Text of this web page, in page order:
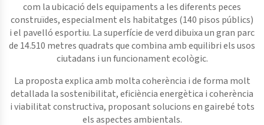
com la ubicació dels equipaments a les diferents peces
construïdes, especialment els habitatges (140 pisos públics)
i el pavelló esportiu. La superfície de verd dibuixa un gran parc
de 14.510 metres quadrats que combina amb equilibri els usos
ciutadans i un funcionament ecològic.
La proposta explica amb molta coherència i de forma molt
detallada la sostenibilitat, eficiència energètica i coherència
i viabilitat constructiva, proposant solucions en gairebé tots
els aspectes ambientals.